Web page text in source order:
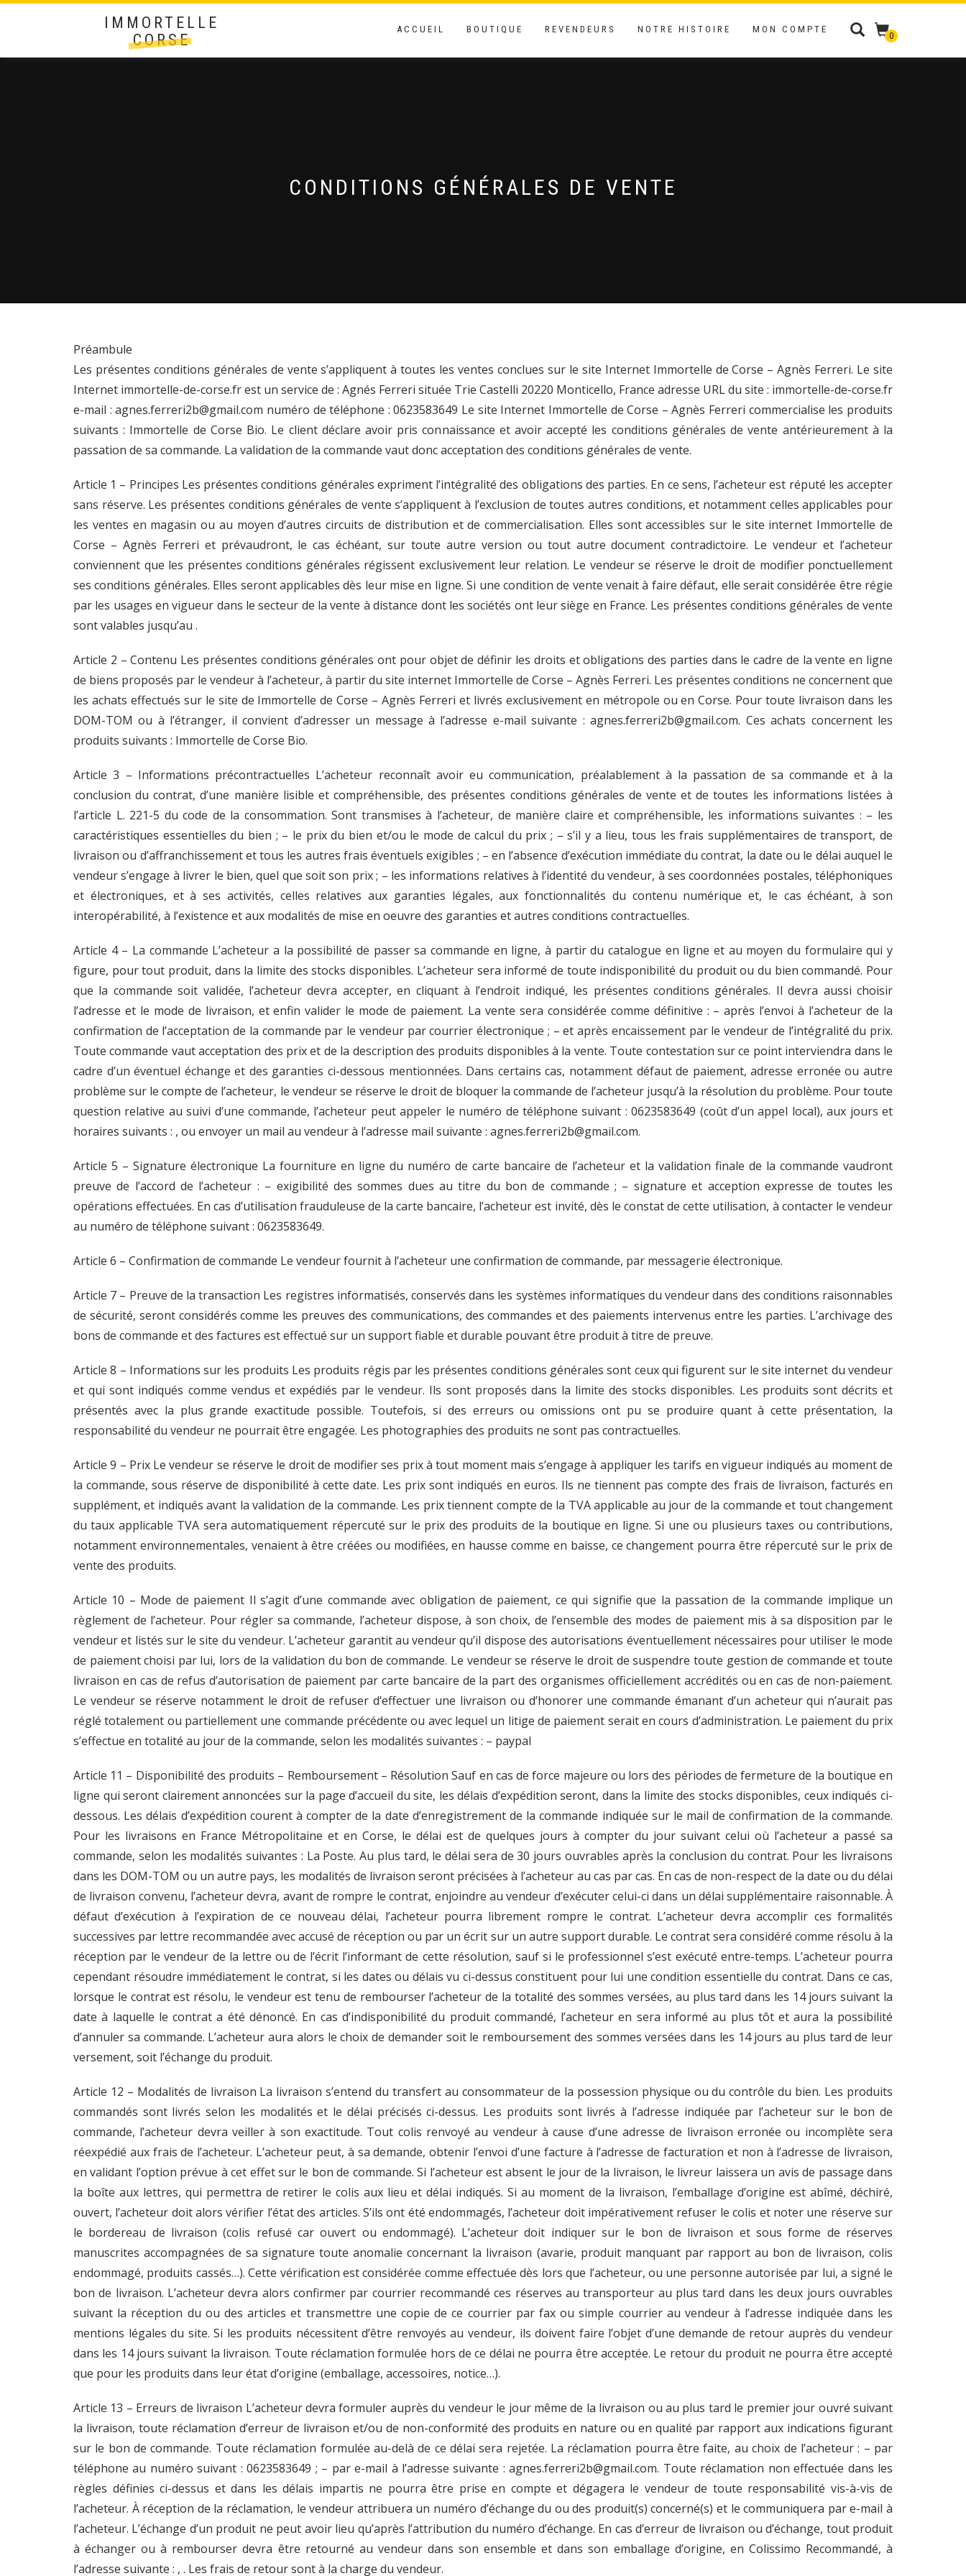
IMMORTELLE
CORSE
ACCUEIL BOUTIQUE REVENDEURS NOTRE HISTOIRE MON COMPTE
0
CONDITIONS GÉNÉRALES DE VENTE
Préambule
Les présentes conditions générales de vente s’appliquent à toutes les ventes conclues sur le site Internet Immortelle de Corse – Agnès Ferreri. Le site
Internet immortelle-de-corse.fr est un service de : Agnés Ferreri située Trie Castelli 20220 Monticello, France adresse URL du site : immortelle-de-corse.fr
e-mail : agnes.ferreri2b@gmail.com numéro de téléphone : 0623583649 Le site Internet Immortelle de Corse – Agnès Ferreri commercialise les produits
suivants : Immortelle de Corse Bio. Le client déclare avoir pris connaissance et avoir accepté les conditions générales de vente antérieurement à la
passation de sa commande. La validation de la commande vaut donc acceptation des conditions générales de vente.
Article 1 – Principes Les présentes conditions générales expriment l’intégralité des obligations des parties. En ce sens, l’acheteur est réputé les accepter
sans réserve. Les présentes conditions générales de vente s’appliquent à l’exclusion de toutes autres conditions, et notamment celles applicables pour
les ventes en magasin ou au moyen d’autres circuits de distribution et de commercialisation. Elles sont accessibles sur le site internet Immortelle de
Corse – Agnès Ferreri et prévaudront, le cas échéant, sur toute autre version ou tout autre document contradictoire. Le vendeur et l’acheteur
conviennent que les présentes conditions générales régissent exclusivement leur relation. Le vendeur se réserve le droit de modifier ponctuellement
ses conditions générales. Elles seront applicables dès leur mise en ligne. Si une condition de vente venait à faire défaut, elle serait considérée être régie
par les usages en vigueur dans le secteur de la vente à distance dont les sociétés ont leur siège en France. Les présentes conditions générales de vente
sont valables jusqu’au .
Article 2 – Contenu Les présentes conditions générales ont pour objet de définir les droits et obligations des parties dans le cadre de la vente en ligne
de biens proposés par le vendeur à l’acheteur, à partir du site internet Immortelle de Corse – Agnès Ferreri. Les présentes conditions ne concernent que
les achats effectués sur le site de Immortelle de Corse – Agnès Ferreri et livrés exclusivement en métropole ou en Corse. Pour toute livraison dans les
DOM-TOM ou à l’étranger, il convient d’adresser un message à l’adresse e-mail suivante : agnes.ferreri2b@gmail.com. Ces achats concernent les
produits suivants : Immortelle de Corse Bio.
Article 3 – Informations précontractuelles L’acheteur reconnaît avoir eu communication, préalablement à la passation de sa commande et à la
conclusion du contrat, d’une manière lisible et compréhensible, des présentes conditions générales de vente et de toutes les informations listées à
l’article L. 221-5 du code de la consommation. Sont transmises à l’acheteur, de manière claire et compréhensible, les informations suivantes : – les
caractéristiques essentielles du bien ; – le prix du bien et/ou le mode de calcul du prix ; – s’il y a lieu, tous les frais supplémentaires de transport, de
livraison ou d’affranchissement et tous les autres frais éventuels exigibles ; – en l’absence d’exécution immédiate du contrat, la date ou le délai auquel le
vendeur s’engage à livrer le bien, quel que soit son prix ; – les informations relatives à l’identité du vendeur, à ses coordonnées postales, téléphoniques
et électroniques, et à ses activités, celles relatives aux garanties légales, aux fonctionnalités du contenu numérique et, le cas échéant, à son
interopérabilité, à l’existence et aux modalités de mise en oeuvre des garanties et autres conditions contractuelles.
Article 4 – La commande L’acheteur a la possibilité de passer sa commande en ligne, à partir du catalogue en ligne et au moyen du formulaire qui y
figure, pour tout produit, dans la limite des stocks disponibles. L’acheteur sera informé de toute indisponibilité du produit ou du bien commandé. Pour
que la commande soit validée, l’acheteur devra accepter, en cliquant à l’endroit indiqué, les présentes conditions générales. Il devra aussi choisir
l’adresse et le mode de livraison, et enfin valider le mode de paiement. La vente sera considérée comme définitive : – après l’envoi à l’acheteur de la
confirmation de l’acceptation de la commande par le vendeur par courrier électronique ; – et après encaissement par le vendeur de l’intégralité du prix.
Toute commande vaut acceptation des prix et de la description des produits disponibles à la vente. Toute contestation sur ce point interviendra dans le
cadre d’un éventuel échange et des garanties ci-dessous mentionnées. Dans certains cas, notamment défaut de paiement, adresse erronée ou autre
problème sur le compte de l’acheteur, le vendeur se réserve le droit de bloquer la commande de l’acheteur jusqu’à la résolution du problème. Pour toute
question relative au suivi d’une commande, l’acheteur peut appeler le numéro de téléphone suivant : 0623583649 (coût d’un appel local), aux jours et
horaires suivants : , ou envoyer un mail au vendeur à l’adresse mail suivante : agnes.ferreri2b@gmail.com.
Article 5 – Signature électronique La fourniture en ligne du numéro de carte bancaire de l’acheteur et la validation finale de la commande vaudront
preuve de l’accord de l’acheteur : – exigibilité des sommes dues au titre du bon de commande ; – signature et acception expresse de toutes les
opérations effectuées. En cas d’utilisation frauduleuse de la carte bancaire, l’acheteur est invité, dès le constat de cette utilisation, à contacter le vendeur
au numéro de téléphone suivant : 0623583649.
Article 6 – Confirmation de commande Le vendeur fournit à l’acheteur une confirmation de commande, par messagerie électronique.
Article 7 – Preuve de la transaction Les registres informatisés, conservés dans les systèmes informatiques du vendeur dans des conditions raisonnables
de sécurité, seront considérés comme les preuves des communications, des commandes et des paiements intervenus entre les parties. L’archivage des
bons de commande et des factures est effectué sur un support fiable et durable pouvant être produit à titre de preuve.
Article 8 – Informations sur les produits Les produits régis par les présentes conditions générales sont ceux qui figurent sur le site internet du vendeur
et qui sont indiqués comme vendus et expédiés par le vendeur. Ils sont proposés dans la limite des stocks disponibles. Les produits sont décrits et
présentés avec la plus grande exactitude possible. Toutefois, si des erreurs ou omissions ont pu se produire quant à cette présentation, la
responsabilité du vendeur ne pourrait être engagée. Les photographies des produits ne sont pas contractuelles.
Article 9 – Prix Le vendeur se réserve le droit de modifier ses prix à tout moment mais s’engage à appliquer les tarifs en vigueur indiqués au moment de
la commande, sous réserve de disponibilité à cette date. Les prix sont indiqués en euros. Ils ne tiennent pas compte des frais de livraison, facturés en
supplément, et indiqués avant la validation de la commande. Les prix tiennent compte de la TVA applicable au jour de la commande et tout changement
du taux applicable TVA sera automatiquement répercuté sur le prix des produits de la boutique en ligne. Si une ou plusieurs taxes ou contributions,
notamment environnementales, venaient à être créées ou modifiées, en hausse comme en baisse, ce changement pourra être répercuté sur le prix de
vente des produits.
Article 10 – Mode de paiement Il s’agit d’une commande avec obligation de paiement, ce qui signifie que la passation de la commande implique un
règlement de l’acheteur. Pour régler sa commande, l’acheteur dispose, à son choix, de l’ensemble des modes de paiement mis à sa disposition par le
vendeur et listés sur le site du vendeur. L’acheteur garantit au vendeur qu’il dispose des autorisations éventuellement nécessaires pour utiliser le mode
de paiement choisi par lui, lors de la validation du bon de commande. Le vendeur se réserve le droit de suspendre toute gestion de commande et toute
livraison en cas de refus d’autorisation de paiement par carte bancaire de la part des organismes officiellement accrédités ou en cas de non-paiement.
Le vendeur se réserve notamment le droit de refuser d’effectuer une livraison ou d’honorer une commande émanant d’un acheteur qui n’aurait pas
réglé totalement ou partiellement une commande précédente ou avec lequel un litige de paiement serait en cours d’administration. Le paiement du prix
s’effectue en totalité au jour de la commande, selon les modalités suivantes : – paypal
Article 11 – Disponibilité des produits – Remboursement – Résolution Sauf en cas de force majeure ou lors des périodes de fermeture de la boutique en
ligne qui seront clairement annoncées sur la page d’accueil du site, les délais d’expédition seront, dans la limite des stocks disponibles, ceux indiqués ci-
dessous. Les délais d’expédition courent à compter de la date d’enregistrement de la commande indiquée sur le mail de confirmation de la commande.
Pour les livraisons en France Métropolitaine et en Corse, le délai est de quelques jours à compter du jour suivant celui où l’acheteur a passé sa
commande, selon les modalités suivantes : La Poste. Au plus tard, le délai sera de 30 jours ouvrables après la conclusion du contrat. Pour les livraisons
dans les DOM-TOM ou un autre pays, les modalités de livraison seront précisées à l’acheteur au cas par cas. En cas de non-respect de la date ou du délai
de livraison convenu, l’acheteur devra, avant de rompre le contrat, enjoindre au vendeur d’exécuter celui-ci dans un délai supplémentaire raisonnable. À
défaut d’exécution à l’expiration de ce nouveau délai, l’acheteur pourra librement rompre le contrat. L’acheteur devra accomplir ces formalités
successives par lettre recommandée avec accusé de réception ou par un écrit sur un autre support durable. Le contrat sera considéré comme résolu à la
réception par le vendeur de la lettre ou de l’écrit l’informant de cette résolution, sauf si le professionnel s’est exécuté entre-temps. L’acheteur pourra
cependant résoudre immédiatement le contrat, si les dates ou délais vu ci-dessus constituent pour lui une condition essentielle du contrat. Dans ce cas,
lorsque le contrat est résolu, le vendeur est tenu de rembourser l’acheteur de la totalité des sommes versées, au plus tard dans les 14 jours suivant la
date à laquelle le contrat a été dénoncé. En cas d’indisponibilité du produit commandé, l’acheteur en sera informé au plus tôt et aura la possibilité
d’annuler sa commande. L’acheteur aura alors le choix de demander soit le remboursement des sommes versées dans les 14 jours au plus tard de leur
versement, soit l’échange du produit.
Article 12 – Modalités de livraison La livraison s’entend du transfert au consommateur de la possession physique ou du contrôle du bien. Les produits
commandés sont livrés selon les modalités et le délai précisés ci-dessus. Les produits sont livrés à l’adresse indiquée par l’acheteur sur le bon de
commande, l’acheteur devra veiller à son exactitude. Tout colis renvoyé au vendeur à cause d’une adresse de livraison erronée ou incomplète sera
réexpédié aux frais de l’acheteur. L’acheteur peut, à sa demande, obtenir l’envoi d’une facture à l’adresse de facturation et non à l’adresse de livraison,
en validant l’option prévue à cet effet sur le bon de commande. Si l’acheteur est absent le jour de la livraison, le livreur laissera un avis de passage dans
la boîte aux lettres, qui permettra de retirer le colis aux lieu et délai indiqués. Si au moment de la livraison, l’emballage d’origine est abîmé, déchiré,
ouvert, l’acheteur doit alors vérifier l’état des articles. S’ils ont été endommagés, l’acheteur doit impérativement refuser le colis et noter une réserve sur
le bordereau de livraison (colis refusé car ouvert ou endommagé). L’acheteur doit indiquer sur le bon de livraison et sous forme de réserves
manuscrites accompagnées de sa signature toute anomalie concernant la livraison (avarie, produit manquant par rapport au bon de livraison, colis
endommagé, produits cassés…). Cette vérification est considérée comme effectuée dès lors que l’acheteur, ou une personne autorisée par lui, a signé le
bon de livraison. L’acheteur devra alors confirmer par courrier recommandé ces réserves au transporteur au plus tard dans les deux jours ouvrables
suivant la réception du ou des articles et transmettre une copie de ce courrier par fax ou simple courrier au vendeur à l’adresse indiquée dans les
mentions légales du site. Si les produits nécessitent d’être renvoyés au vendeur, ils doivent faire l’objet d’une demande de retour auprès du vendeur
dans les 14 jours suivant la livraison. Toute réclamation formulée hors de ce délai ne pourra être acceptée. Le retour du produit ne pourra être accepté
que pour les produits dans leur état d’origine (emballage, accessoires, notice…).
Article 13 – Erreurs de livraison L’acheteur devra formuler auprès du vendeur le jour même de la livraison ou au plus tard le premier jour ouvré suivant
la livraison, toute réclamation d’erreur de livraison et/ou de non-conformité des produits en nature ou en qualité par rapport aux indications figurant
sur le bon de commande. Toute réclamation formulée au-delà de ce délai sera rejetée. La réclamation pourra être faite, au choix de l’acheteur : – par
téléphone au numéro suivant : 0623583649 ; – par e-mail à l’adresse suivante : agnes.ferreri2b@gmail.com. Toute réclamation non effectuée dans les
règles définies ci-dessus et dans les délais impartis ne pourra être prise en compte et dégagera le vendeur de toute responsabilité vis-à-vis de
l’acheteur. À réception de la réclamation, le vendeur attribuera un numéro d’échange du ou des produit(s) concerné(s) et le communiquera par e-mail à
l’acheteur. L’échange d’un produit ne peut avoir lieu qu’après l’attribution du numéro d’échange. En cas d’erreur de livraison ou d’échange, tout produit
à échanger ou à rembourser devra être retourné au vendeur dans son ensemble et dans son emballage d’origine, en Colissimo Recommandé, à
l’adresse suivante : , . Les frais de retour sont à la charge du vendeur.